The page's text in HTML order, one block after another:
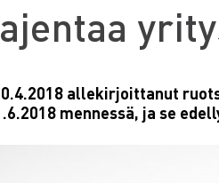
allekirjoittanut
mennessä, ja se